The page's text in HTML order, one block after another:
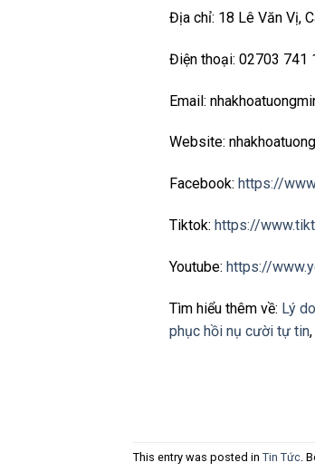
Địa chỉ: 18 Lê Văn Vị,
Điện thoại: 02703 741
Email:
Website:
Facebook: https://
Tiktok: https://
Youtube: https://
Tìm hiểu thêm về: Lý
phục hồi nụ cười tự tin,
This entry was posted in Tin Tức.